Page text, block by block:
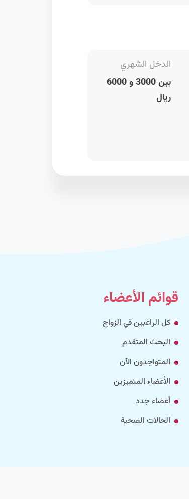
الدخل الشهري
بين 3000 و 6000
ريال
قوائم الأعضاء
كل الراغبين في الزواج
البحث المتقدم
المتواجدون الآن
الأعضاء المتميزين
أعضاء جدد
الحالات الصحية